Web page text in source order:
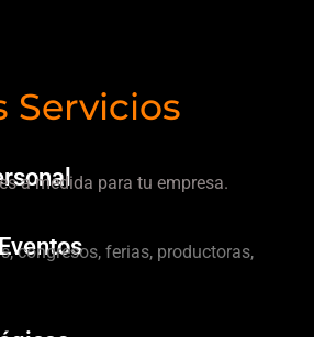
Servicios
a medida para tu empresa.
congresos, ferias, productoras,